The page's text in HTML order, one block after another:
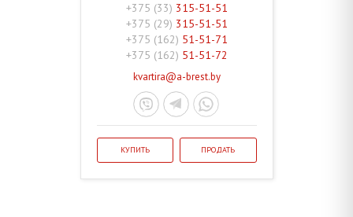
+375 (33) 315-51-51
+375 (29) 315-51-51
+375 (162) 51-51-71
+375 (162) 51-51-72
kvartira@a-brest.by
КУПИТЬ ПРОДАТЬ